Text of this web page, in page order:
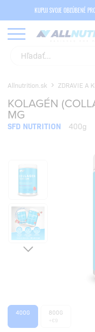
KUPUJ SVOJE OBĽÚBENÉ
Allnutrition.sk ZDRAVIE A
KOLAGÉN
MG
SFD NUTRITION 400g
400G 800G
+€9